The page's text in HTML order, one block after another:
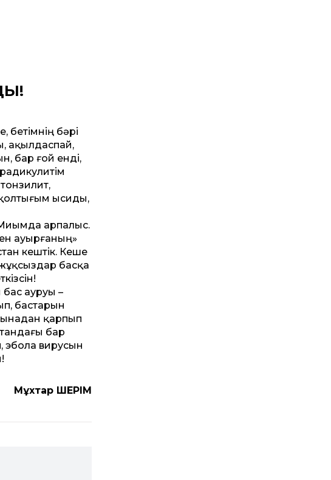
бетімнің бәрі
ақылдаспай,
бар ғой енді,
қолтығым ысиды,
арпалыс.
ауырғаның»
кештік. Кеше
жұқсыздар басқа
бас ауруы –
бастарын
қарпып
бар
эбола вирусын
Мұхтар ШЕРІМ